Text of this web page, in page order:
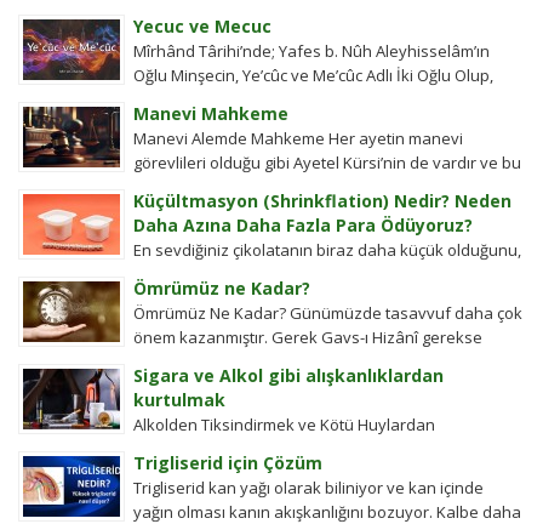
Yecuc ve Mecuc
Mîrhând Târihi’nde; Yafes b. Nûh Aleyhisselâm’ın
Oğlu Minşecin, Ye’cûc ve Me’cûc Adlı İki Oğlu Olup,
Manevi Mahkeme
Manevi Alemde Mahkeme Her ayetin manevi
görevlileri olduğu gibi Ayetel Kürsi’nin de vardır ve bu
Küçültmasyon (Shrinkflation) Nedir? Neden
Daha Azına Daha Fazla Para Ödüyoruz?
En sevdiğiniz çikolatanın biraz daha küçük olduğunu,
bulunduğunu veya cips torbalarının daha fazla
hava...
Ömrümüz ne Kadar?
Ömrümüz Ne Kadar? Günümüzde tasavvuf daha çok
önem kazanmıştır. Gerek Gavs-ı Hizânî gerekse
değildi....
Sigara ve Alkol gibi alışkanlıklardan
kurtulmak
Alkolden Tiksindirmek ve Kötü Huylardan
Huylardan Vazgecirmek icin Okumak için belli bir
zamanı yok...
Trigliserid için Çözüm
Trigliserid kan yağı olarak biliniyor ve kan içinde
yağın olması kanın akışkanlığını bozuyor. Kalbe daha